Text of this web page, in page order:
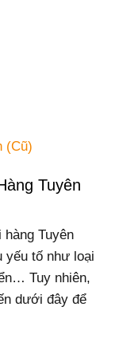
(Cũ)
Tuyên
Tuyên
yếu tố như loại
Tuy nhiên,
dưới đây để